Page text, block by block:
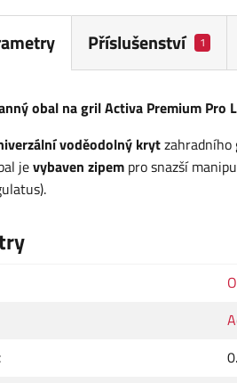
Příslušenství 1
obal na gril Activa Premium Pro L
voděodolný krytzahradního
jevybaven zipem pro snazší